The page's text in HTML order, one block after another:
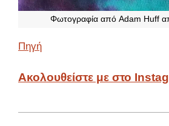
Φωτογραφία από Adam Huff
Πηγή
Ακολουθείστε με στο